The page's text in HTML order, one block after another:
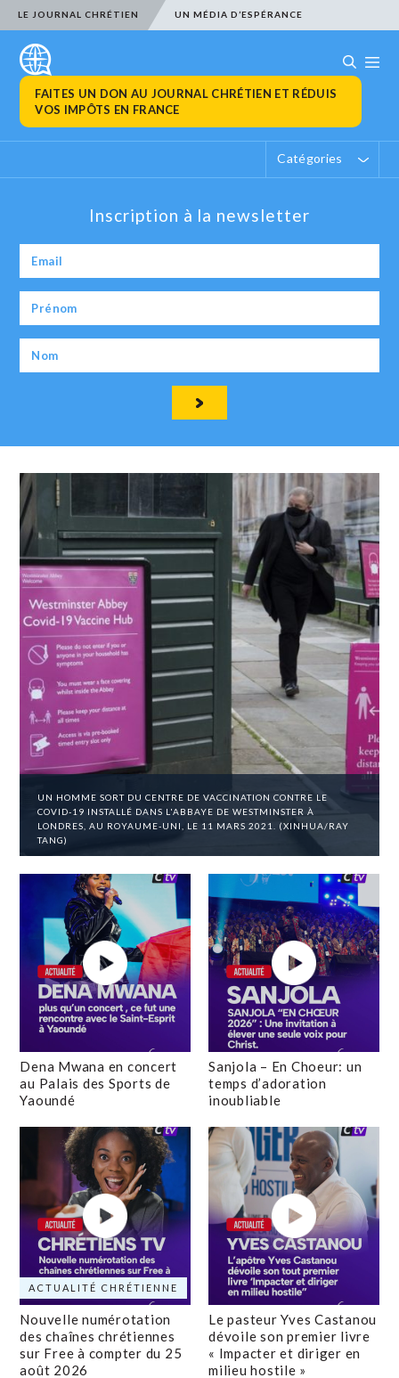
LE JOURNAL CHRÉTIEN UN MÉDIA D’ESPÉRANCE
FAITES UN DON AU JOURNAL CHRÉTIEN ET RÉDUIS
VOS IMPÔTS EN FRANCE
Catégories
Inscription à la newsletter
UN HOMME SORT DU CENTRE DE VACCINATION CONTRE LE
COVID-19 INSTALLÉ DANS L'ABBAYE DE WESTMINSTER À
LONDRES, AU ROYAUME-UNI, LE 11 MARS 2021. (XINHUA/RAY
TANG)
Dena Mwana en concert
au Palais des Sports de
Yaoundé
Sanjola – En Choeur: un
temps d’adoration
inoubliable
ACTUALITÉ CHRÉTIENNE
Nouvelle numérotation
des chaînes chrétiennes
sur Free à compter du 25
août 2026
Le pasteur Yves Castanou
dévoile son premier livre
« Impacter et diriger en
milieu hostile »